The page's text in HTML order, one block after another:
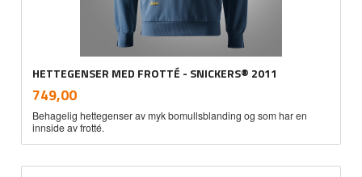
HETTEGENSER MED FROTTÉ - SNICKERS® 2011
Pris
749,00mva.
Behagelig hettegenser av myk bomullsblanding og som har en
innside av frotté.